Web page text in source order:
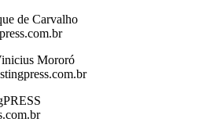
de Carvalho
Mororó